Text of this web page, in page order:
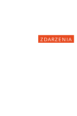
ZDARZENIA